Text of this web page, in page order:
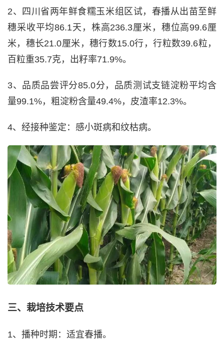
2、四川省两年鲜食糯玉米组区试，春播从出苗至鲜
穗采收平均86.1天，株高236.3厘米，穗位高99.6厘
米，穗长21.0厘米，穗行数15.0行，行粒数39.6粒，
百粒重35.7克，出籽率71.9%。
3、品质品尝评分85.0分，品质测试支链淀粉平均含
量99.1%，粗淀粉含量49.4%，皮渣率12.3%。
4、经接种鉴定：感小斑病和纹枯病。
三、栽培技术要点
1、播种时期：适宜春播。